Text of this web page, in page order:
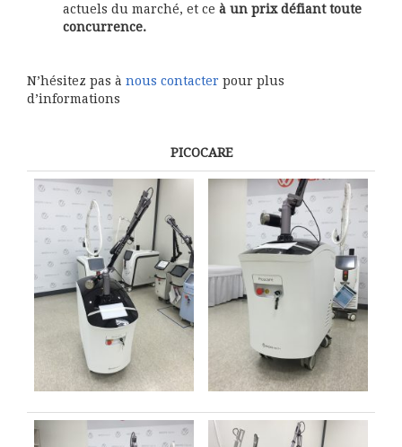
actuels du marché, et ce à un prix défiant toute
concurrence.
N’hésitez pas à nous contacter pour plus
d’informations
PICOCARE